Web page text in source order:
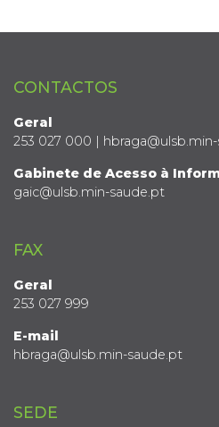
CONTACTOS
Geral
253 027 000 |
Gabinete de Acesso à
gaic@ulsb.min-saude.pt
FAX
Geral
253 027 999
E-mail
hbraga@ulsb.min-saude.pt
SEDE